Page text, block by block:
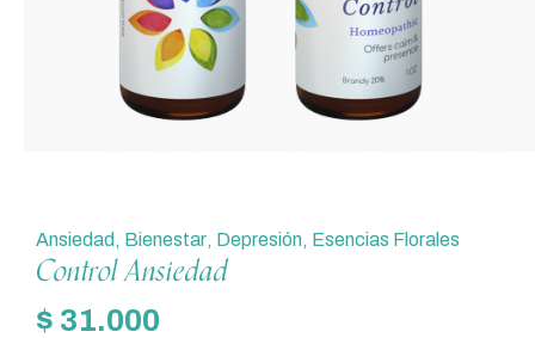
Ansiedad , Bienestar, Depresión, Esencias Florales
Control Ansiedad
$ 31.000